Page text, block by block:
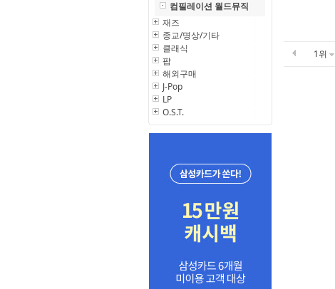
컴필레이션 월드뮤직
재즈
종교/명상/기타
클래식
팝
해외구매
J-Pop
LP
O.S.T.
1위